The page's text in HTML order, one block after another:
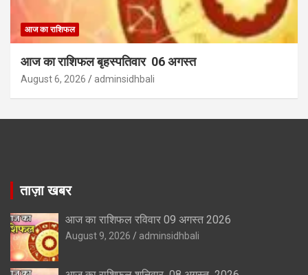
आज का राशिफल
आज का राशिफल बृहस्पतिवार 06 अगस्त
August 6, 2026 adminsidhbali
ताज़ा खबर
आज का राशिफल रविवार 09 अगस्त 2026
August 9, 2026 adminsidhbali